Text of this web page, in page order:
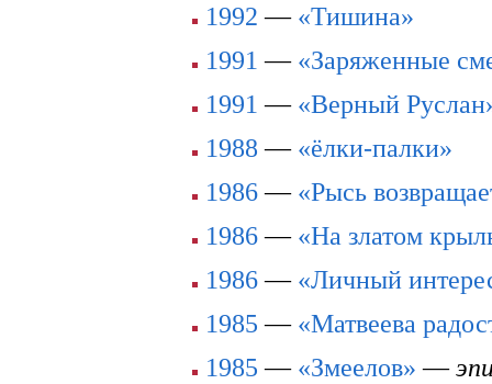
1992 — «Тишина»
1991 — «Заряженные
1991 — «Верный
1988 — «ёлки-палки»
1986— «Рысь
1986— «На златом
1986— «Личный
1985 — «Матвеева
1985 — «Змеелов» —